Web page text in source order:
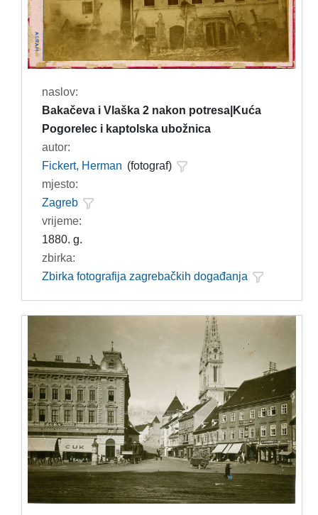
naslov:
Bakačeva i Vlaška 2 nakon potresa|Kuća
Pogorelec i kaptolska ubožnica
autor:
Fickert, Herman (fotograf)
mjesto:
Zagreb
vrijeme:
1880. g.
zbirka:
Zbirka fotografija zagrebačkih događanja